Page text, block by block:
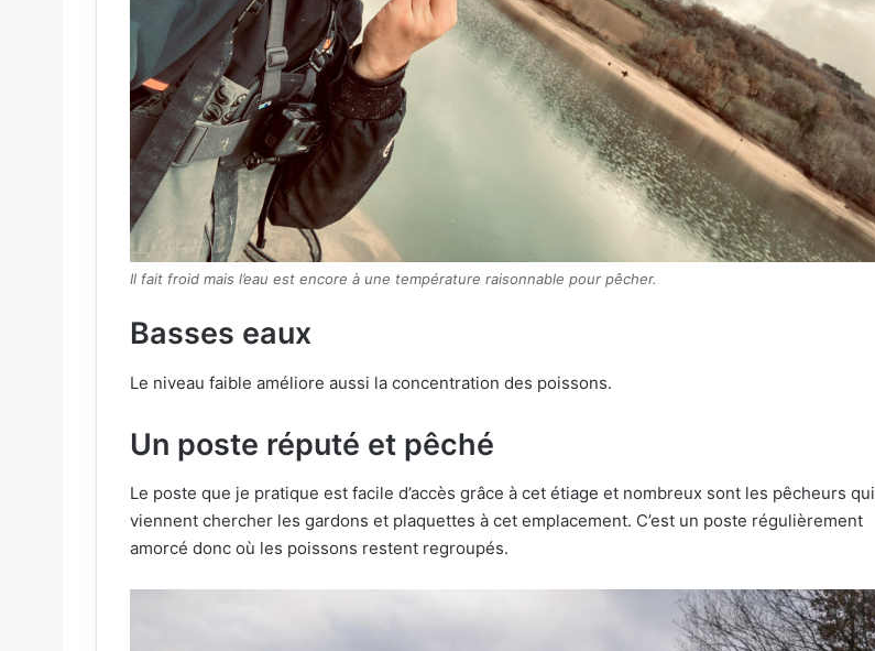
Il fait froid mais l’eau est encore à une température raisonnable pour pêcher.
Basses eaux
Le niveau faible améliore aussi la concentration des poissons.
Un poste réputé et pêché
Le poste que je pratique est facile d’accès grâce à cet étiage et nombreux sont les pêcheurs qui
viennent chercher les gardons et plaquettes à cet emplacement. C’est un poste régulièrement
amorcé donc où les poissons restent regroupés.